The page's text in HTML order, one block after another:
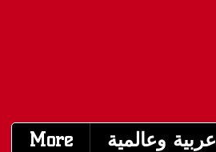
عربية وعالمية More